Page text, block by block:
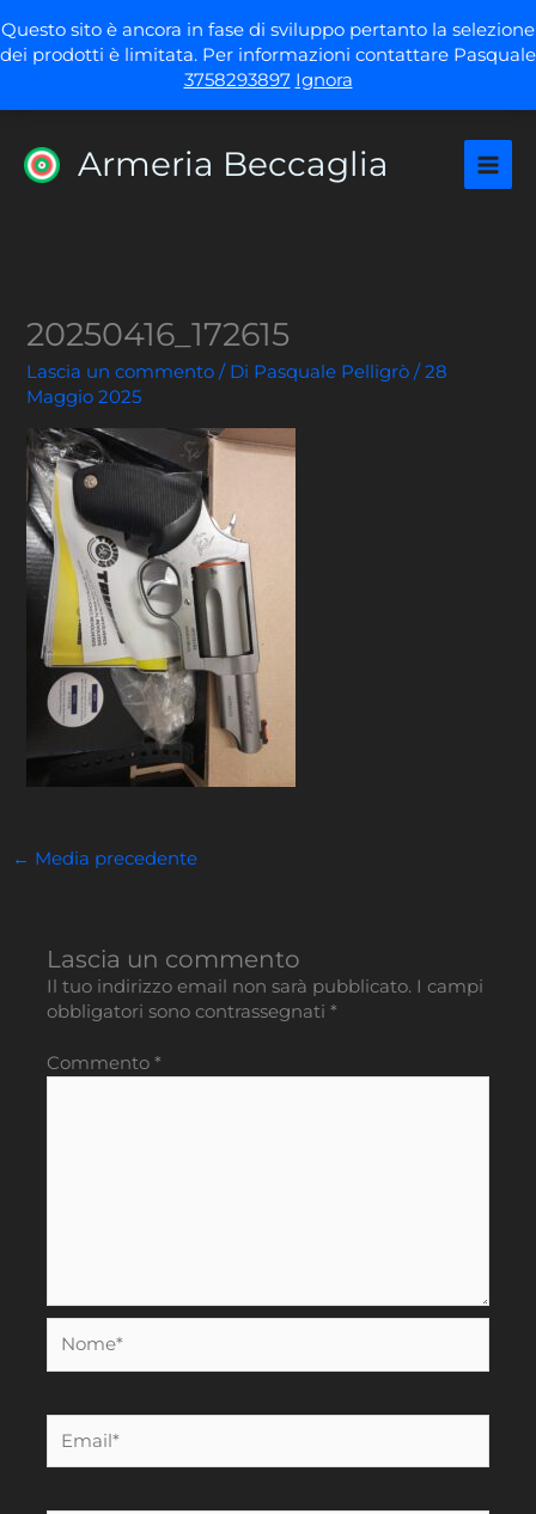
Questo sito è ancora in fase di sviluppo pertanto la selezione
dei prodotti è limitata. Per informazioni contattare Pasquale
3758293897 Ignora
al
contenuto
Armeria Beccaglia
20250416_172615
Lascia un commento / Di Pasquale Pelligrò/28
Maggio 2025
← Media precedente
Lascia un commento
Il tuo indirizzo email non sarà pubblicato. I campi
obbligatori sono contrassegnati*
Commento*